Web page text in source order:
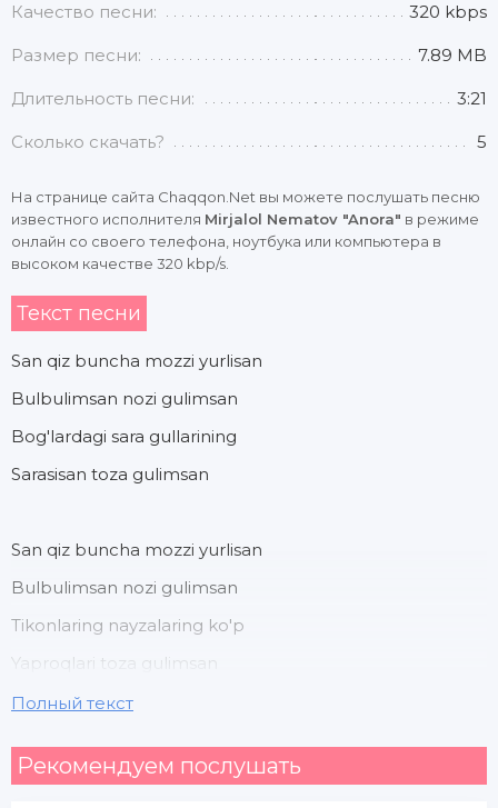
Качество песни: 320 kbps
Размер песни: 7.89 MB
Длительность песни: 3:21
Сколько скачать? 5
На странице сайта Chaqqon.Net вы можете послушать песню
известного исполнителя Mirjalol Nematov "Anora" в режиме
онлайн со своего телефона, ноутбука или компьютера в
высоком качестве 320 kbp/s.
Текст песни
San qiz buncha mozzi yurlisan
Bulbulimsan nozi gulimsan
Bog'lardagi sara gullarining
Sarasisan toza gulimsan
San qiz buncha mozzi yurlisan
Bulbulimsan nozi gulimsan
Tikonlaring nayzalaring ko'p
Yaproqlari toza gulimsan
Yanoqladim man xumor adim man
Полный текст
Рекомендуем послушать